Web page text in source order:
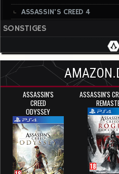
ASSASSIN'S CREED 4
SONSTIGES
ASSASSIN'S
CREED
ODYSSEY
ASSASSIN'S